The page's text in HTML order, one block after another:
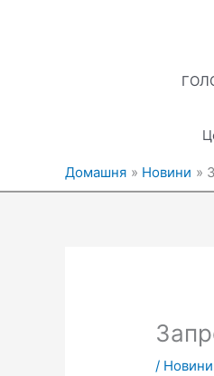
Домашня Новини
/ Новини